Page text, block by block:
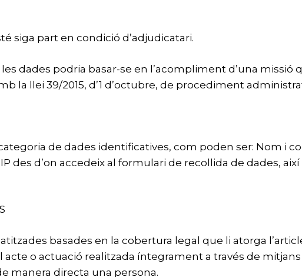
siga part en condició d’adjudicatari.
dades podria basar-se en l’acompliment d’una missió
la llei 39/2015, d’1 d’octubre, de procediment
de dades identificatives, com poden ser: Nom i
des d’on accedeix al formulari de recollida de dades,
basades en la cobertura legal que li atorga l’article
o actuació realitzada íntegrament a través de
manera directa una persona.